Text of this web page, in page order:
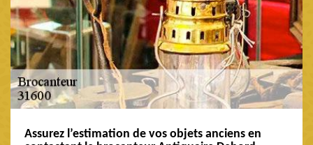
Assurez l’estimation de vos objets anciens en